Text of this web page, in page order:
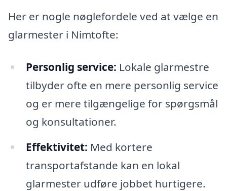
Her er nogle nøglefordele ved at vælge en
glarmester i Nimtofte:
Personlig service: Lokale glarmestre
tilbyder ofte en mere personlig service
og er mere tilgængelige for spørgsmål
og konsultationer.
Effektivitet: Med kortere
transportafstande kan en lokal
glarmester udføre jobbet hurtigere.